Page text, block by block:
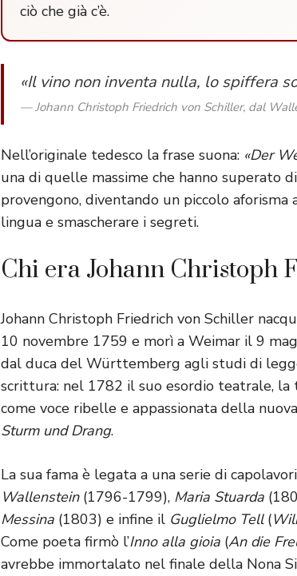
ciò che già c’è.
«Il vino non inventa nulla, lo spiffera
— Johann Christoph Friedrich von Schiller, dal
Nell’originale tedesco la frase suona: «Der
una di quelle massime che hanno superato
provengono, diventando un piccolo
lingua e smascherare i segreti.
Chi era Johann Christoph
Johann Christoph Friedrich von Schiller
10 novembre 1759 e morì a Weimar il 9
dal duca del Württemberg agli studi di
scrittura: nel 1782 il suo esordio teatrale, la
come voce ribelle e appassionata della
Sturm und Drang.
La sua fama è legata a una serie di
Wallenstein(1796-1799), Maria Stuarda
Messina (1803) e infine il Guglielmo Tell(
Come poeta firmò l’Inno alla gioia (An die
avrebbe immortalato nel finale della Nona